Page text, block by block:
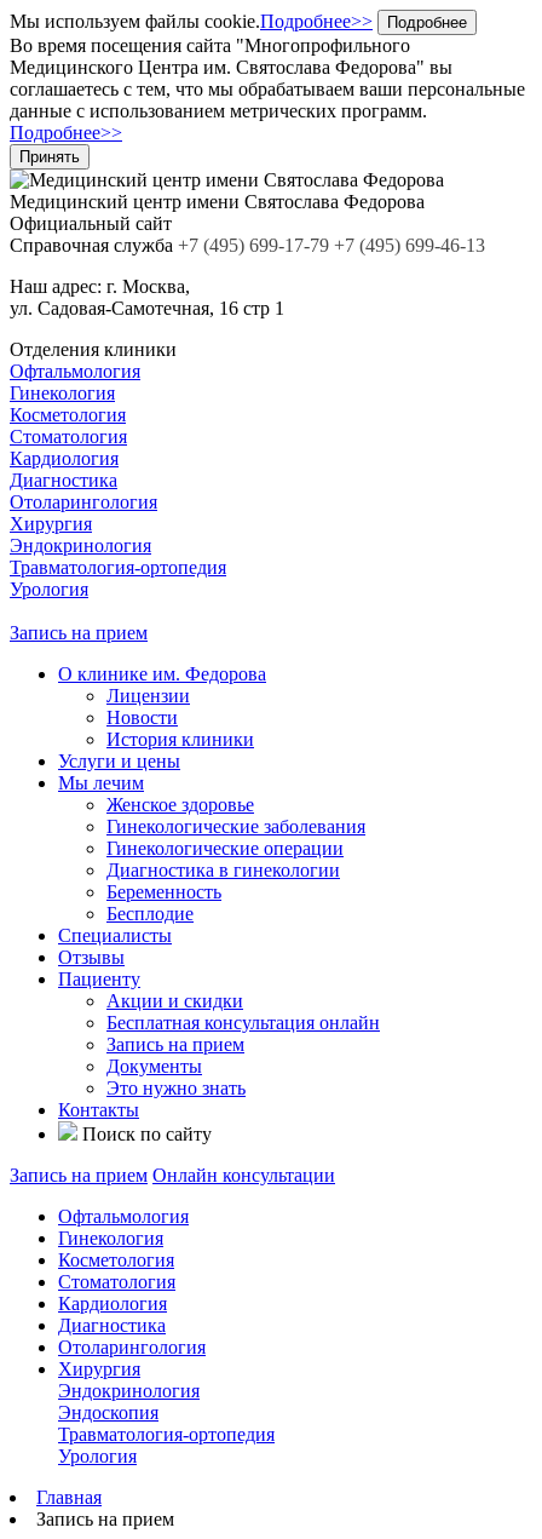
Мы используем файлы cookie.Подробнее>> Подробнее
Во время посещения сайта "Многопрофильного
Медицинского Центра им. Святослава Федорова" вы
соглашаетесь с тем, что мы обрабатываем ваши персональные
данные с использованием метрических программ.
Подробнее>>
Принять
Медицинский центр имени Святослава Федорова
Официальный сайт
Cправочная служба +7 (495) 699-17-79 +7 (495) 699-46-13
Наш адрес: г. Москва,
ул. Садовая-Самотечная, 16 стр 1
Отделения клиники
Офтальмология
Гинекология
Косметология
Стоматология
Кардиология
Диагностика
Отоларингология
Хирургия
Эндокринология
Травматология-ортопедия
Урология
Запись на прием
О клинике им. Федорова
Лицензии
Новости
История клиники
Услуги и цены
Мы лечим
Женское здоровье
Гинекологические заболевания
Гинекологические операции
Диагностика в гинекологии
Беременность
Бесплодие
Специалисты
Отзывы
Пациенту
Акции и скидки
Бесплатная консультация онлайн
Запись на прием
Документы
Это нужно знать
Контакты
Поиск по сайту
Запись на прием Онлайн консультации
Офтальмология
Гинекология
Косметология
Стоматология
Кардиология
Диагностика
Отоларингология
Хирургия
Эндокринология
Эндоскопия
Травматология-ортопедия
Урология
Главная
Запись на прием